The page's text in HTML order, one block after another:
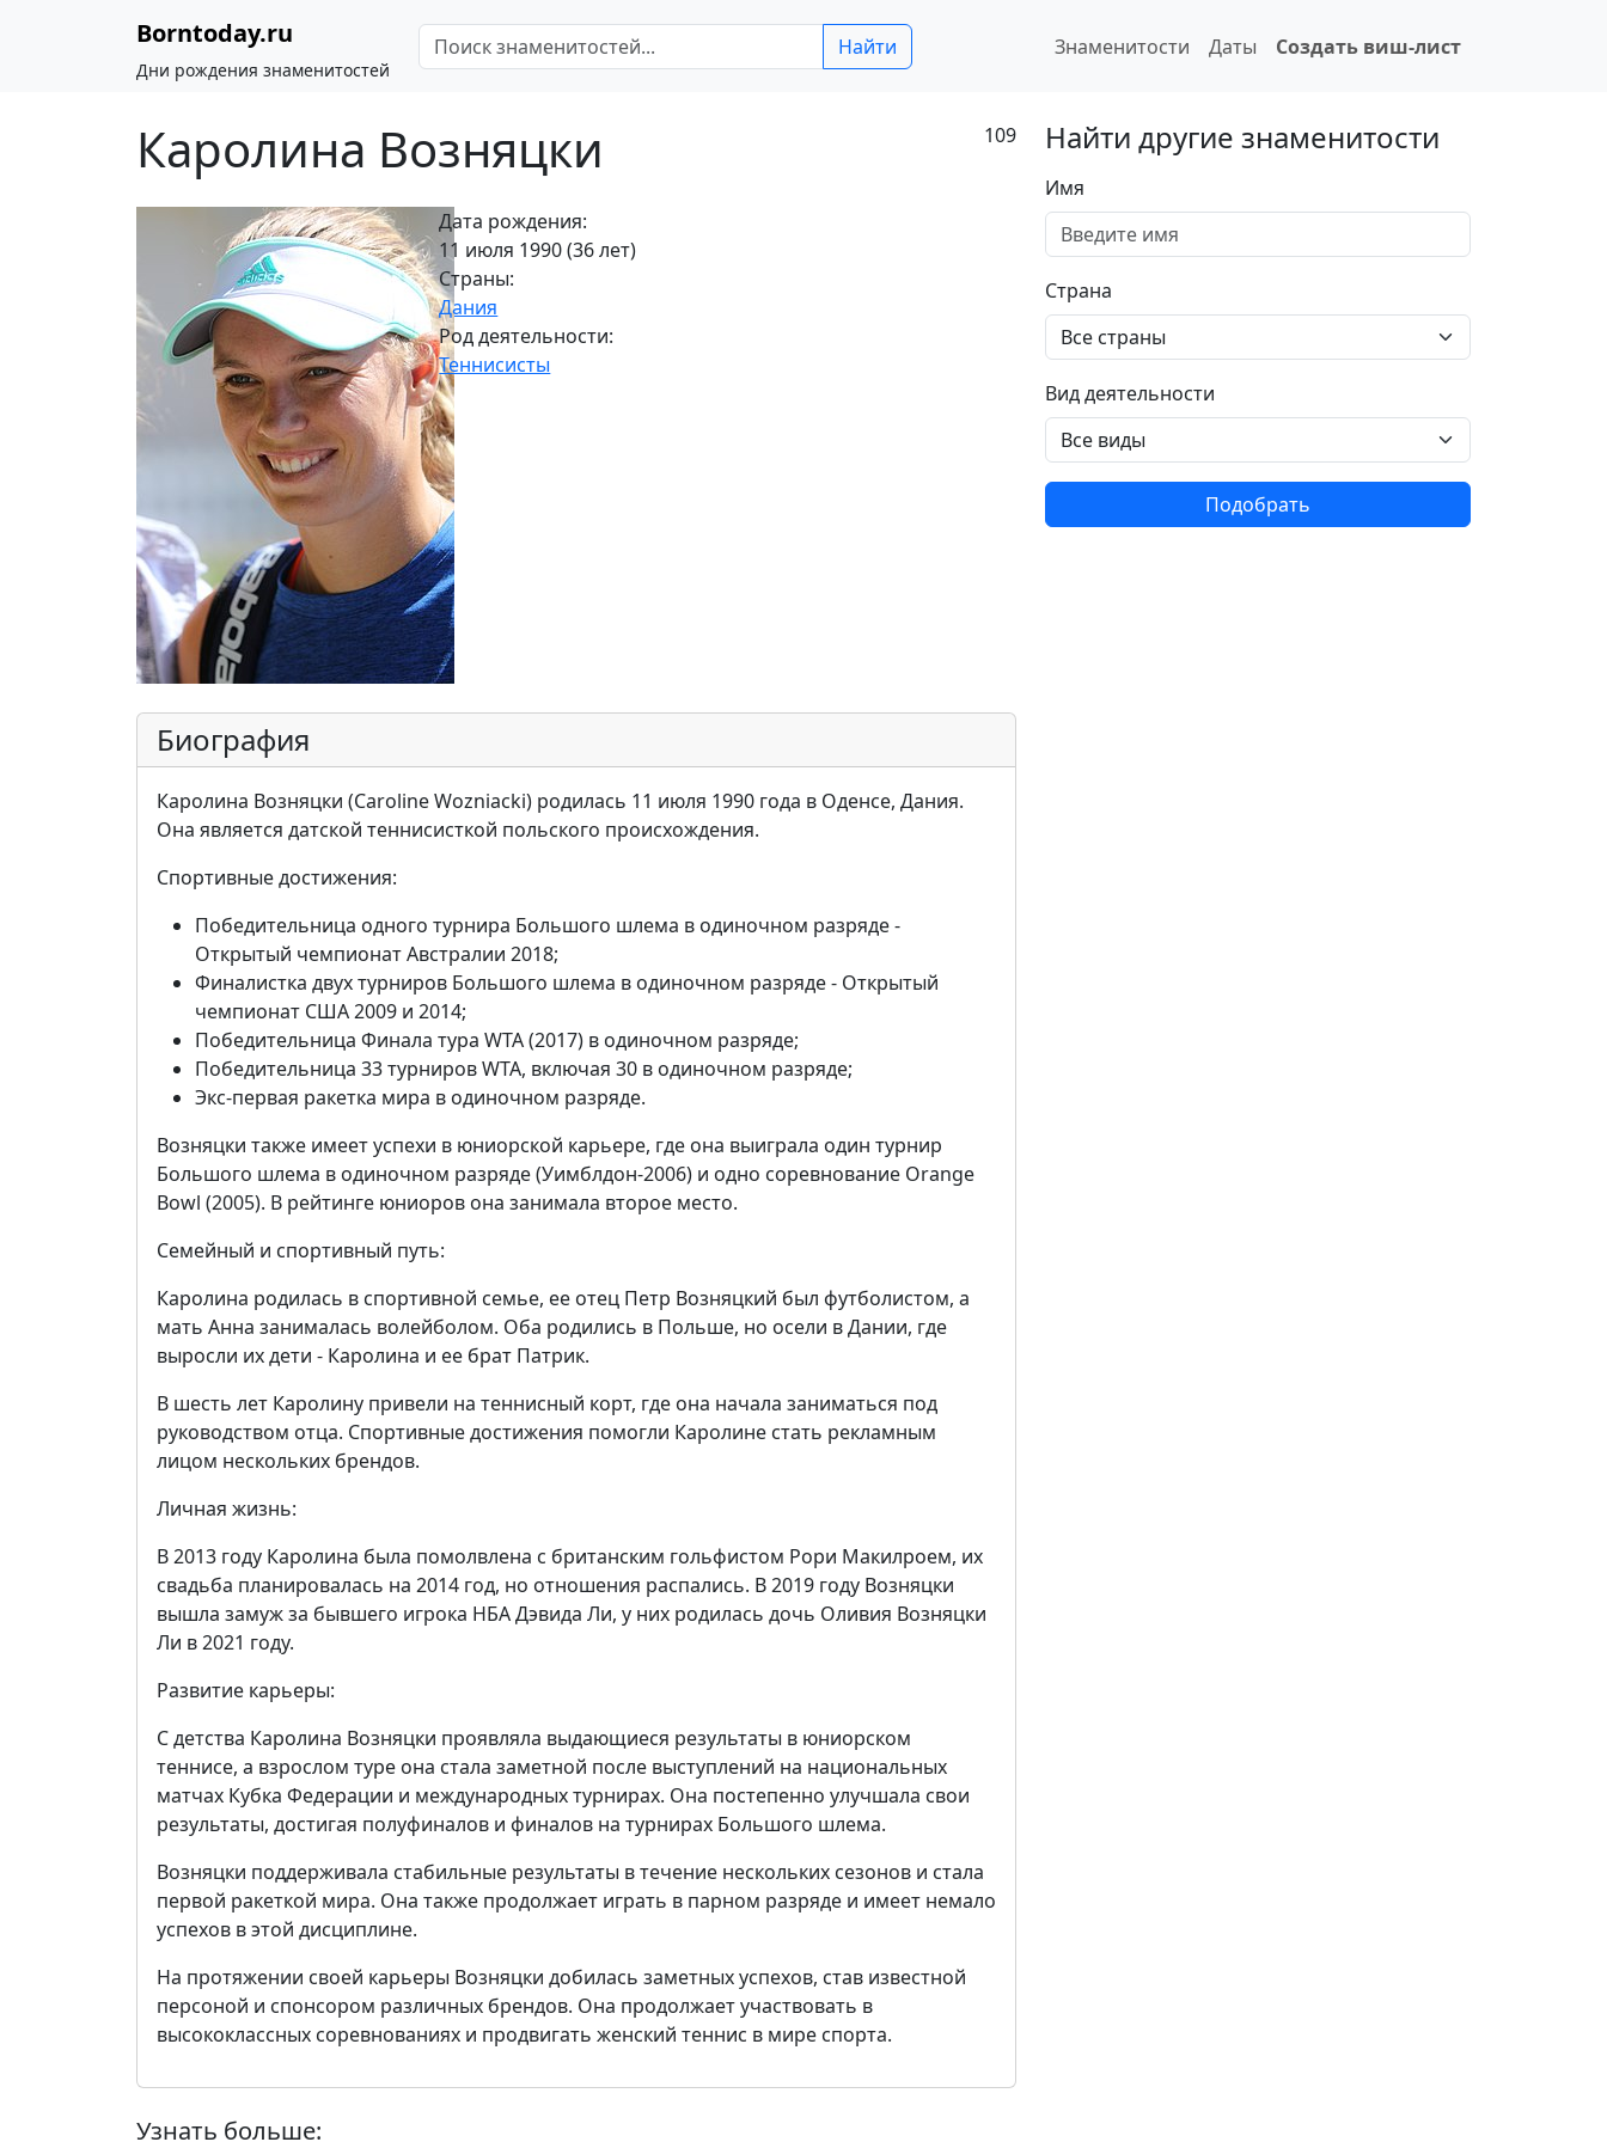
Borntoday.ru
Дни рождения знаменитостей
Найти Знаменитости Даты Создать виш-лист
Каролина Возняцки 109
Дата рождения:
11 июля 1990 (36 лет)
Страны:
Дания
Род деятельности:
Теннисисты
Биография
Каролина Возняцки (Caroline Wozniacki) родилась 11 июля 1990 года в Оденсе, Дания.
Она является датской теннисисткой польского происхождения.
Спортивные достижения:
Победительница одного турнира Большого шлема в одиночном разряде -
Открытый чемпионат Австралии 2018;
Финалистка двух турниров Большого шлема в одиночном разряде - Открытый
чемпионат США 2009 и 2014;
Победительница Финала тура WTA (2017) в одиночном разряде;
Победительница 33 турниров WTA, включая 30 в одиночном разряде;
Экс-первая ракетка мира в одиночном разряде.
Возняцки также имеет успехи в юниорской карьере, где она выиграла один турнир
Большого шлема в одиночном разряде (Уимблдон-2006) и одно соревнование Orange
Bowl (2005). В рейтинге юниоров она занимала второе место.
Семейный и спортивный путь:
Каролина родилась в спортивной семье, ее отец Петр Возняцкий был футболистом, а
мать Анна занималась волейболом. Оба родились в Польше, но осели в Дании, где
выросли их дети - Каролина и ее брат Патрик.
В шесть лет Каролину привели на теннисный корт, где она начала заниматься под
руководством отца. Спортивные достижения помогли Каролине стать рекламным
лицом нескольких брендов.
Личная жизнь:
В 2013 году Каролина была помолвлена с британским гольфистом Рори Макилроем, их
свадьба планировалась на 2014 год, но отношения распались. В 2019 году Возняцки
вышла замуж за бывшего игрока НБА Дэвида Ли, у них родилась дочь Оливия Возняцки
Ли в 2021 году.
Развитие карьеры:
С детства Каролина Возняцки проявляла выдающиеся результаты в юниорском
теннисе, а взрослом туре она стала заметной после выступлений на национальных
матчах Кубка Федерации и международных турнирах. Она постепенно улучшала свои
результаты, достигая полуфиналов и финалов на турнирах Большого шлема.
Возняцки поддерживала стабильные результаты в течение нескольких сезонов и стала
первой ракеткой мира. Она также продолжает играть в парном разряде и имеет немало
успехов в этой дисциплине.
На протяжении своей карьеры Возняцки добилась заметных успехов, став известной
персоной и спонсором различных брендов. Она продолжает участвовать в
высококлассных соревнованиях и продвигать женский теннис в мире спорта.
Узнать больше:
Найти другие знаменитости
Имя
Страна
Вид деятельности
Подобрать